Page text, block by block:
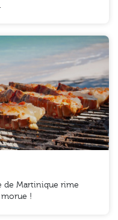
de Martinique rime
morue !